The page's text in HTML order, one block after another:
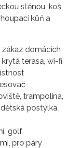
stěnou, koš
kůň a
zákaz domácích
terasa, wi-fi
trampolína,
postýlka,
golf
pro páry